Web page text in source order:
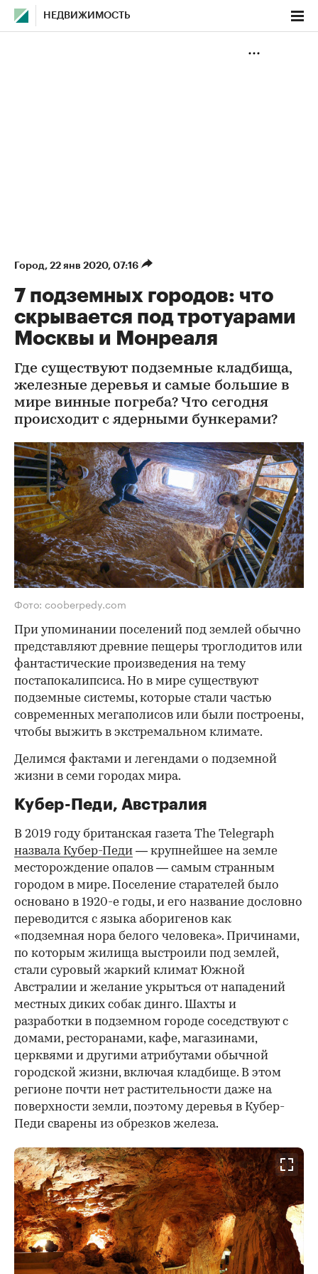
НЕДВИЖИМОСТЬ
Город⁠, 22 янв 2020, 07:16
7 подземных городов: что
скрывается под тротуарами
Москвы и Монреаля
Где существуют подземные кладбища,
железные деревья и самые большие в
мире винные погреба? Что сегодня
происходит с ядерными бункерами?
Фото: cooberpedy.com
При упоминании поселений под землей обычно
представляют древние пещеры троглодитов или
фантастические произведения на тему
постапокалипсиса. Но в мире существуют
подземные системы, которые стали частью
современных мегаполисов или были построены,
чтобы выжить в экстремальном климате.
Делимся фактами и легендами о подземной
жизни в семи городах мира.
Кубер-Педи, Австралия
В 2019 году британская газета The Telegraph
назвала Кубер-Педи — крупнейшее на земле
месторождение опалов — самым странным
городом в мире. Поселение старателей было
основано в 1920-е годы, и его название дословно
переводится с языка аборигенов как
«подземная нора белого человека». Причинами,
по которым жилища выстроили под землей,
стали суровый жаркий климат Южной
Австралии и желание укрыться от нападений
местных диких собак динго. Шахты и
разработки в подземном городе соседствуют с
домами, ресторанами, кафе, магазинами,
церквями и другими атрибутами обычной
городской жизни, включая кладбище. В этом
регионе почти нет растительности даже на
поверхности земли, поэтому деревья в Кубер-
Педи сварены из обрезков железа.